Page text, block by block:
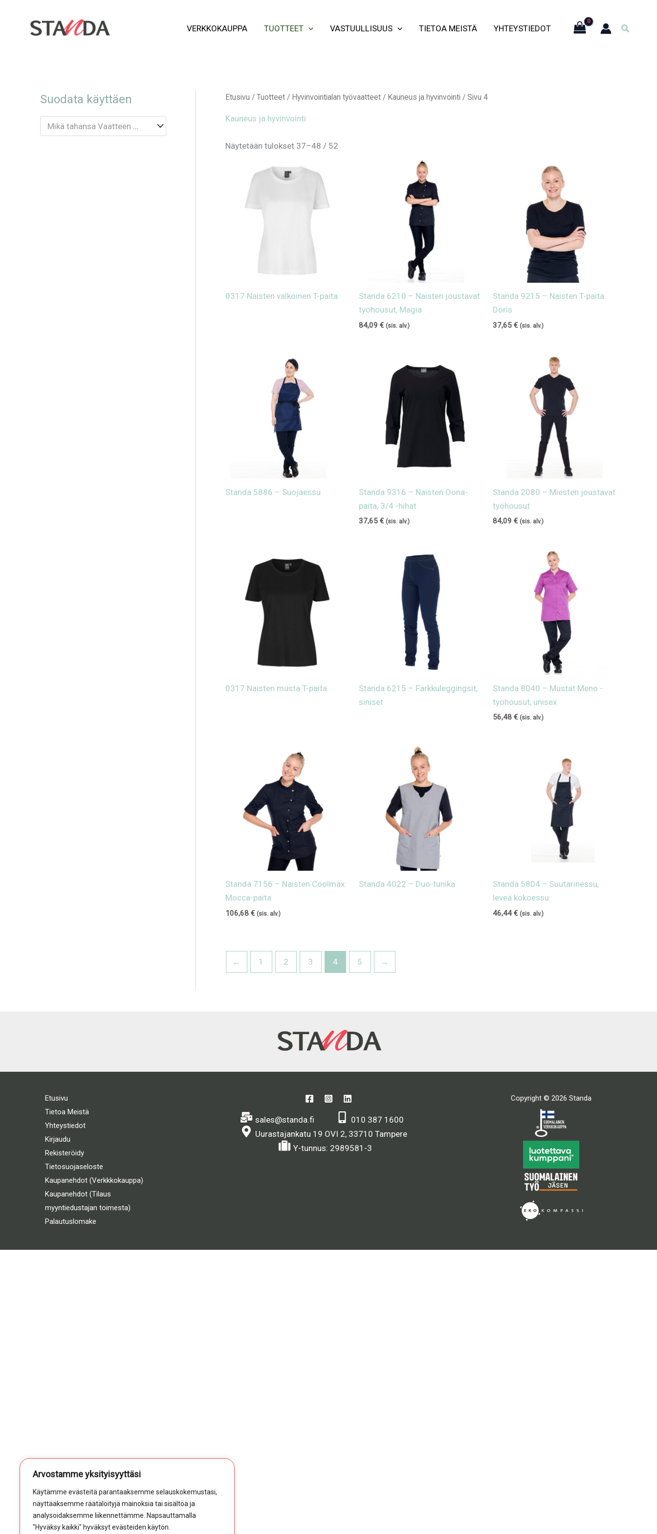
Arvostamme yksityisyyttäsi
Käytämme evästeitä parantaaksemme selauskokemustasi,
näyttääksemme räätälöityjä mainoksia tai sisältöä ja
analysoidaksemme liikennettämme. Napsauttamalla
"Hyväksy kaikki" hyväksyt evästeiden käytön.
sisältöön
VERKKOKAUPPA TUOTTEET VASTUULLISUUS TIETOA MEISTÄ YHTEYSTIEDOT Hae
Suodata käyttäen
Mikä tahansa Vaatteen tyyppi
Etusivu / Tuotteet/ Hyvinvointialan työvaatteet/ Kauneus ja hyvinvointi / Sivu 4
Kauneus ja hyvinvointi
Näytetään tulokset 37–48 / 52
0317 Naisten valkoinen T-paita
Standa 6210 – Naisten joustavat
työhousut, Magia
84,09€ (sis. alv.)
Standa 9215 – Naisten T-paita
Doris
37,65 € (sis. alv.)
Standa 5886 – Suojaessu
Standa 9316 – Naisten Oona-
paita, 3/4 -hihat
37,65€ (sis. alv.)
Standa 2080 – Miesten joustavat
työhousut
84,09 € (sis. alv.)
0317 Naisten musta T-paita
Standa 6215 – Farkkuleggingsit,
siniset
Standa 8040 – Mustat Meno -
työhousut, unisex
56,48 € (sis. alv.)
Standa 7156 – Naisten Coolmax
Mocca-paita
106,68 € (sis. alv.)
Standa 4022 – Duo-tunika
Standa 5804 – Suutarinessu,
leveä kokoessu
46,44€ (sis. alv.)
← 1 2 3 4 5 →
Etusivu
Tietoa Meistä
Yhteystiedot
Kirjaudu
Rekisteröidy
Tietosuojaseloste
Kaupanehdot (Verkkkokauppa)
Kaupanehdot (Tilaus
myyntiedustajan toimesta)
Palautuslomake
sales@standa.fi
010 387 1600
Uurastajankatu 19 OVI 2, 33710 Tampere
Y-tunnus: 2989581-3
Copyright © 2026 Standa